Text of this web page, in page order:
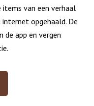
items van een verhaal
opgehaald. De
app en vergen